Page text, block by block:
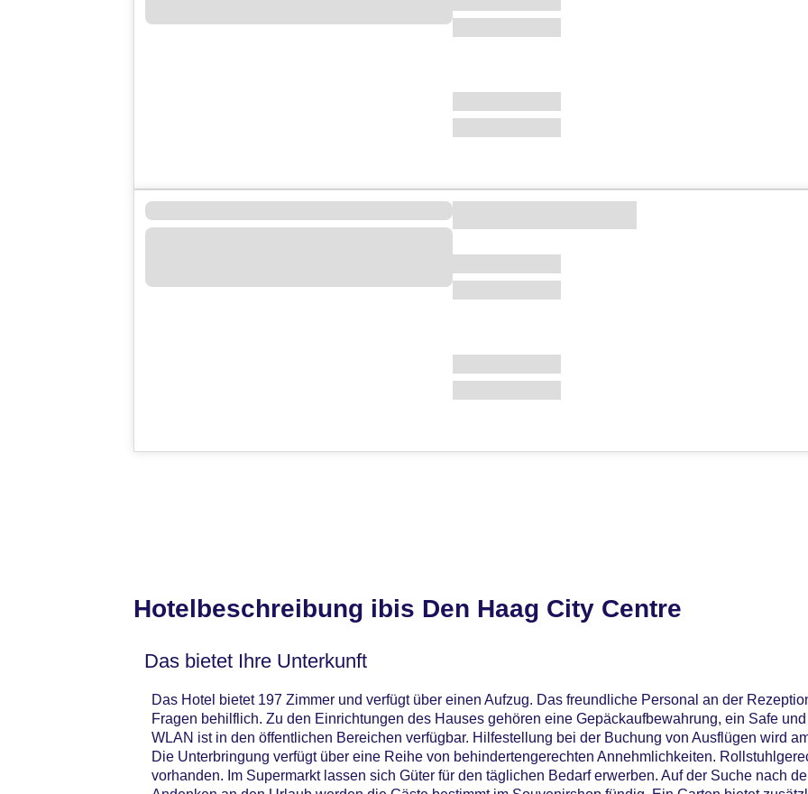
Hotelbeschreibung ibis Den Haag City Centre
Das bietet Ihre Unterkunft
Das Hotel bietet 197 Zimmer und verfügt über einen Aufzug. Das freundliche Personal an der
Fragen behilflich. Zu den Einrichtungen des Hauses gehören eine Gepäckaufbewahrung, ein Safe
WLAN ist in den öffentlichen Bereichen verfügbar. Hilfestellung bei der Buchung von Ausflügen wird
Die Unterbringung verfügt über eine Reihe von behindertengerechten Annehmlichkeiten.
vorhanden. Im Supermarkt lassen sich Güter für den täglichen Bedarf erwerben. Auf der Suche nach